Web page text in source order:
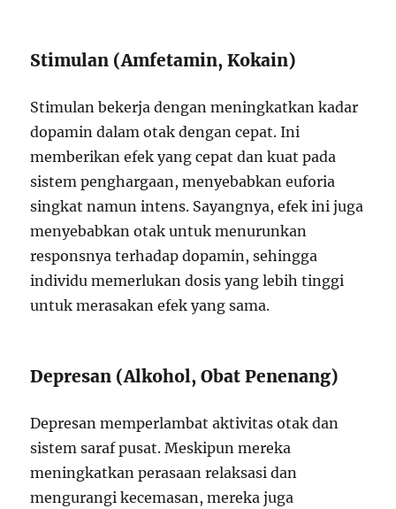
Stimulan (Amfetamin, Kokain)
Stimulan bekerja dengan meningkatkan kadar
dopamin dalam otak dengan cepat. Ini
memberikan efek yang cepat dan kuat pada
sistem penghargaan, menyebabkan euforia
singkat namun intens. Sayangnya, efek ini juga
menyebabkan otak untuk menurunkan
responsnya terhadap dopamin, sehingga
individu memerlukan dosis yang lebih tinggi
untuk merasakan efek yang sama.
Depresan (Alkohol, Obat Penenang)
Depresan memperlambat aktivitas otak dan
sistem saraf pusat. Meskipun mereka
meningkatkan perasaan relaksasi dan
mengurangi kecemasan, mereka juga